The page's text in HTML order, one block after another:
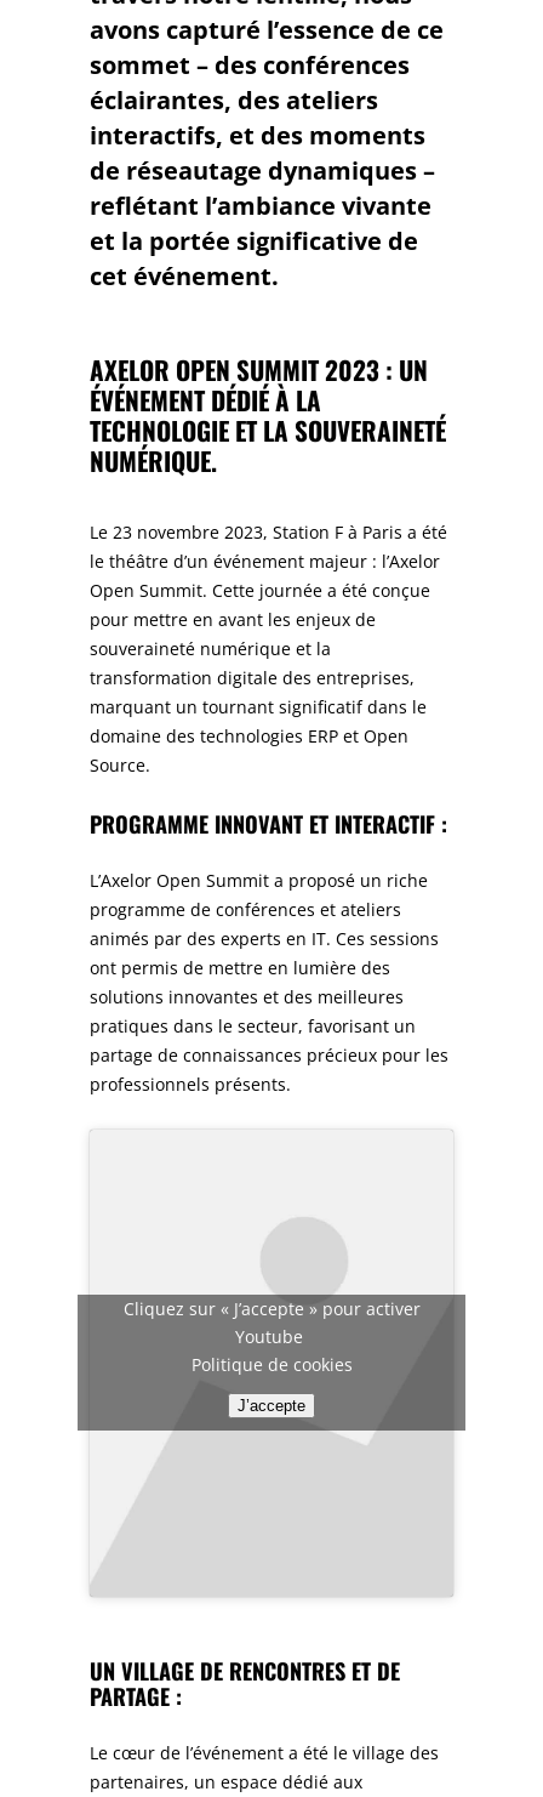
avons capturé l’essence de ce
sommet – des conférences
éclairantes, des ateliers
interactifs, et des moments
de réseautage dynamiques –
reflétant l’ambiance vivante
et la portée significative de
cet événement.
AXELOR OPEN SUMMIT 2023 : UN
ÉVÉNEMENT DÉDIÉ À LA
TECHNOLOGIE ET LA SOUVERAINETÉ
NUMÉRIQUE.
Le 23 novembre 2023, Station F à Paris a été
le théâtre d’un événement majeur : l’Axelor
Open Summit. Cette journée a été conçue
pour mettre en avant les enjeux de
souveraineté numérique et la
transformation digitale des entreprises,
marquant un tournant significatif dans le
domaine des technologies ERP et Open
Source.
PROGRAMME INNOVANT ET INTERACTIF :
L’Axelor Open Summit a proposé un riche
programme de conférences et ateliers
animés par des experts en IT. Ces sessions
ont permis de mettre en lumière des
solutions innovantes et des meilleures
pratiques dans le secteur, favorisant un
partage de connaissances précieux pour les
professionnels présents.
Cliquez sur « J’accepte » pour activer
Youtube
Politique de cookies
J’accepte
UN VILLAGE DE RENCONTRES ET DE
PARTAGE :
Le cœur de l’événement a été le village des
partenaires, un espace dédié aux